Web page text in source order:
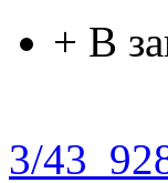
+ В
3/